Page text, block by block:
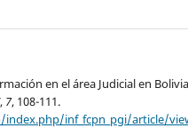
en el área Judicial en
, 7, 108-111.
inf_fcpn_pgi/article/